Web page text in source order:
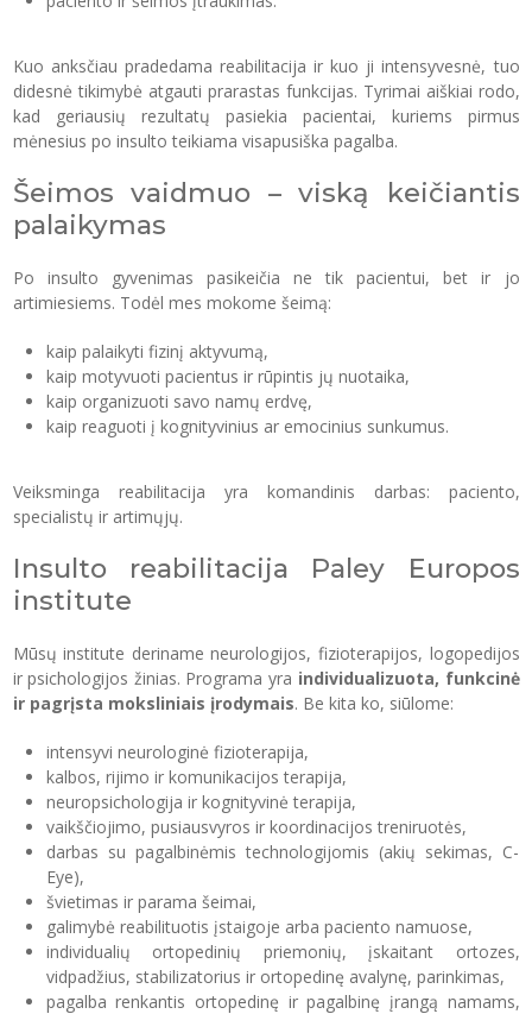
Kuo anksčiau pradedama reabilitacija ir kuo ji intensyvesnė, tuo
didesnė tikimybė atgauti prarastas funkcijas. Tyrimai aiškiai rodo,
kad geriausių rezultatų pasiekia pacientai, kuriems pirmus
mėnesius po insulto teikiama visapusiška pagalba.
Šeimos vaidmuo – viską keičiantis
palaikymas
Po insulto gyvenimas pasikeičia ne tik pacientui, bet ir jo
artimiesiems. Todėl mes mokome šeimą:
kaip palaikyti fizinį aktyvumą,
kaip motyvuoti pacientus ir rūpintis jų nuotaika,
kaip organizuoti savo namų erdvę,
kaip reaguoti į kognityvinius ar emocinius sunkumus.
Veiksminga reabilitacija yra komandinis darbas: paciento,
specialistų ir artimųjų.
Insulto reabilitacija Paley Europos
institute
Mūsų institute deriname neurologijos, fizioterapijos, logopedijos
ir psichologijos žinias. Programa yra individualizuota, funkcinė
ir pagrįsta moksliniais įrodymais. Be kita ko, siūlome:
intensyvi neurologinė fizioterapija,
kalbos, rijimo ir komunikacijos terapija,
neuropsichologija ir kognityvinė terapija,
vaikščiojimo, pusiausvyros ir koordinacijos treniruotės,
darbas su pagalbinėmis technologijomis (akių sekimas, C-
Eye),
švietimas ir parama šeimai,
galimybė reabilituotis įstaigoje arba paciento namuose,
individualių ortopedinių priemonių, įskaitant ortozes,
vidpadžius, stabilizatorius ir ortopedinę avalynę, parinkimas,
pagalba renkantis ortopedinę ir pagalbinę įrangą namams,